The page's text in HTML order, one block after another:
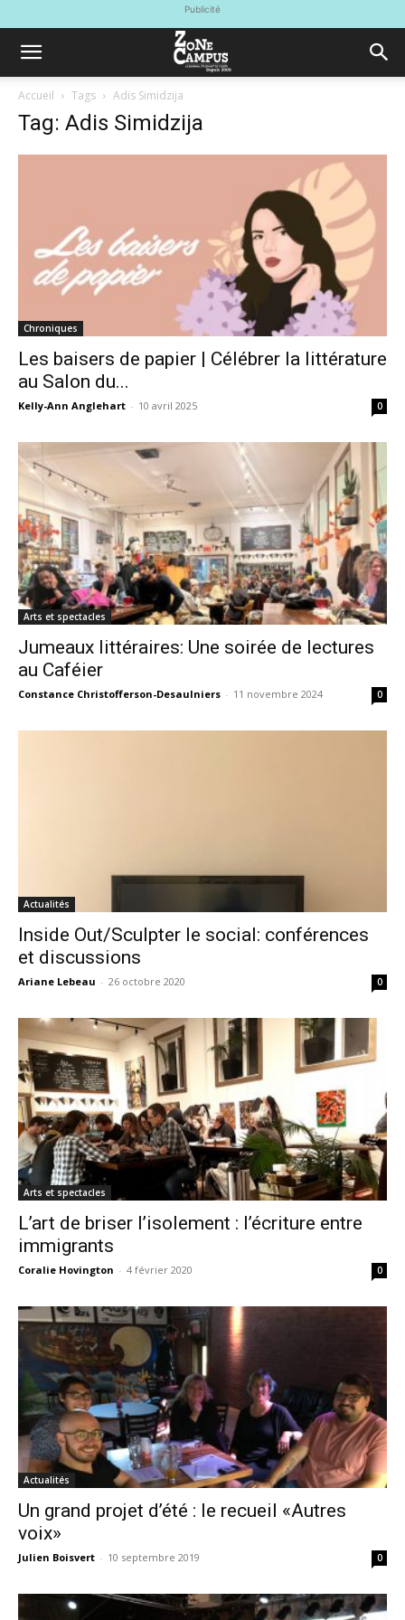
Publicité
Accueil Tags Adis Simidzija
Tag: Adis Simidzija
Chroniques
Les baisers de papier | Célébrer la littérature
au Salon du...
Kelly-Ann Anglehart - 10 avril 2025 0
Arts et spectacles
Jumeaux littéraires: Une soirée de lectures
au Caféier
Constance Christofferson-Desaulniers - 11 novembre 2024 0
Actualités
Inside Out/Sculpter le social: conférences
et discussions
Ariane Lebeau - 26 octobre 2020 0
Arts et spectacles
L’art de briser l’isolement : l’écriture entre
immigrants
Coralie Hovington - 4 février 2020 0
Actualités
Un grand projet d’été : le recueil «Autres
voix»
Julien Boisvert - 10 septembre 2019 0